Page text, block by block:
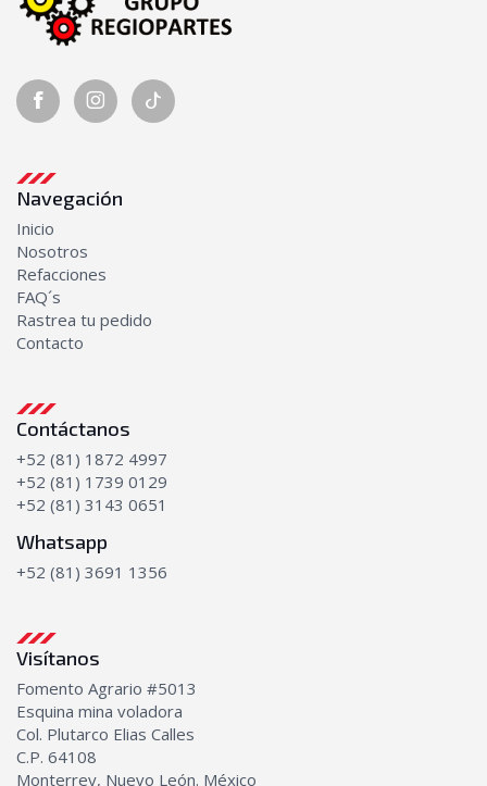
Navegación
Inicio
Nosotros
Refacciones
FAQ´s
Rastrea tu pedido
Contacto
Contáctanos
+52 (81) 1872 4997
+52 (81) 1739 0129
+52 (81) 3143 0651
Whatsapp
+52 (81) 3691 1356
Visítanos
Fomento Agrario #5013
Esquina mina voladora
Col. Plutarco Elias Calles
C.P. 64108
Monterrey, Nuevo León. México